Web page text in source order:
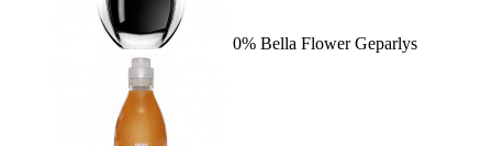
0% Bella Flower Geparlys